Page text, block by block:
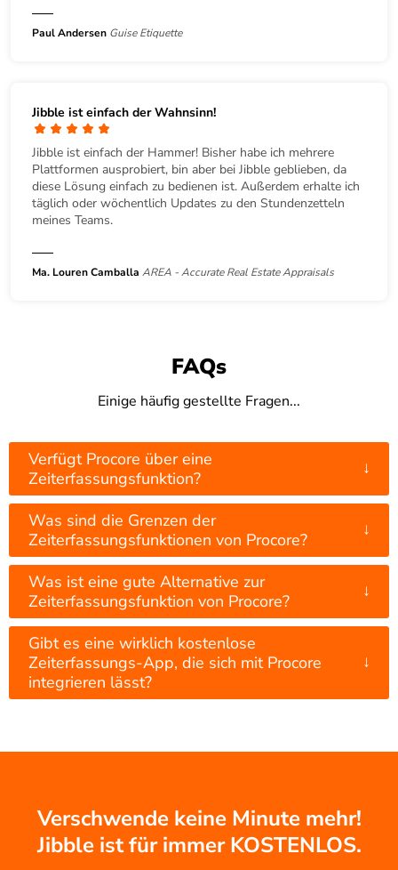
Paul Andersen Guise Etiquette
Jibble ist einfach der Wahnsinn!
Jibble ist einfach der Hammer! Bisher habe ich mehrere
Plattformen ausprobiert, bin aber bei Jibble geblieben, da
diese Lösung einfach zu bedienen ist. Außerdem erhalte ich
täglich oder wöchentlich Updates zu den Stundenzetteln
meines Teams.
Ma. Louren Camballa AREA - Accurate Real Estate Appraisals
FAQs
Einige häufig gestellte Fragen...
Verfügt Procore über eine
Zeiterfassungsfunktion?
↓
Was sind die Grenzen der
Zeiterfassungsfunktionen von Procore?
↓
Was ist eine gute Alternative zur
Zeiterfassungsfunktion von Procore?
↓
Gibt es eine wirklich kostenlose
Zeiterfassungs-App, die sich mit Procore
integrieren lässt?
↓
Verschwende keine Minute mehr!
Jibble ist für immer KOSTENLOS.